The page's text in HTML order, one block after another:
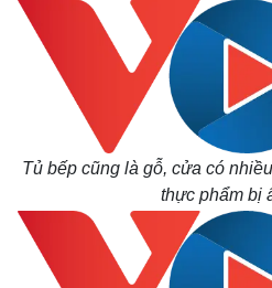
Tủ bếp cũng là gỗ, cửa có
thực phẩm bị